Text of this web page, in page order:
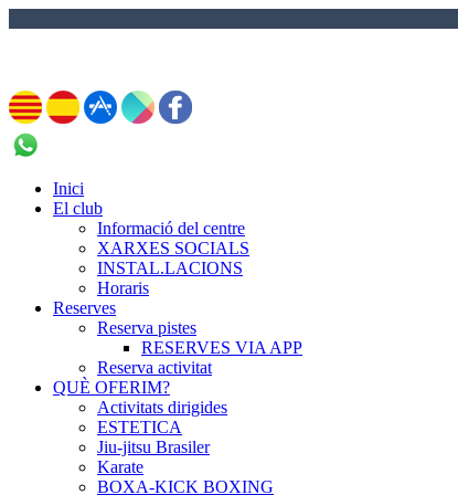
Inici
El club
Informació del centre
XARXES SOCIALS
INSTAL.LACIONS
Horaris
Reserves
Reserva pistes
RESERVES VIA APP
Reserva activitat
QUÈ OFERIM?
Activitats dirigides
ESTETICA
Jiu-jitsu Brasiler
Karate
BOXA-KICK BOXING